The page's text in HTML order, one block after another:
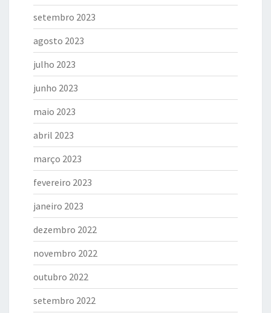
setembro 2023
agosto 2023
julho 2023
junho 2023
maio 2023
abril 2023
março 2023
fevereiro 2023
janeiro 2023
dezembro 2022
novembro 2022
outubro 2022
setembro 2022